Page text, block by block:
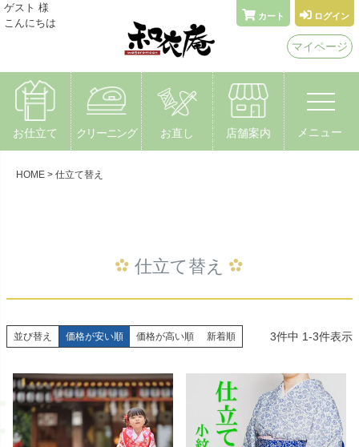
ゲスト 様
こんにちは
カート ログイン
マイページ
お仕立て クリーニング お直し 店舗案内 メニュー
着物なんでもやさん 和衣庵
〒615-0051 京都市右京区西院安塚町24
HOME 仕立て替え
仕立て替え
並び替え 価格が安い順 価格が高い順 新着順 3件中 1-3件表示